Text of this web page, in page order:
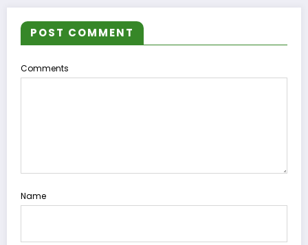
POST COMMENT
Comments
Name